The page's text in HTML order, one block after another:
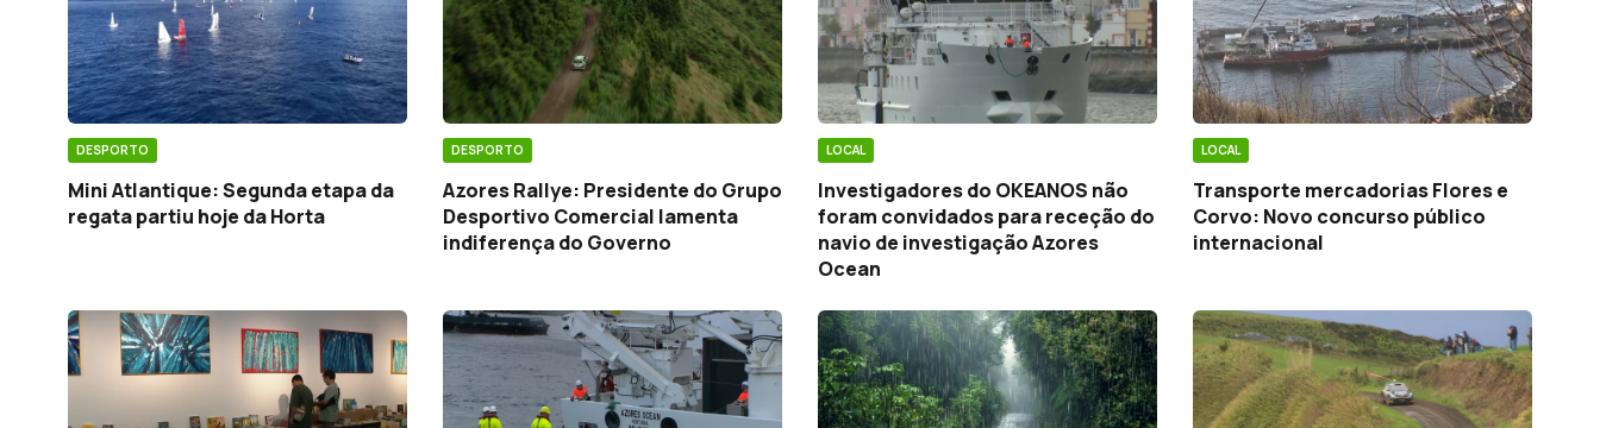
DESPORTO
Mini Atlantique: Segunda etapa da
regata partiu hoje da Horta
DESPORTO
Azores Rallye: Presidente do Grupo
Desportivo Comercial lamenta
indiferença do Governo
LOCAL
Investigadores do OKEANOS não
foram convidados para receção do
navio de investigação Azores
Ocean
LOCAL
Transporte mercadorias Flores e
Corvo: Novo concurso público
internacional